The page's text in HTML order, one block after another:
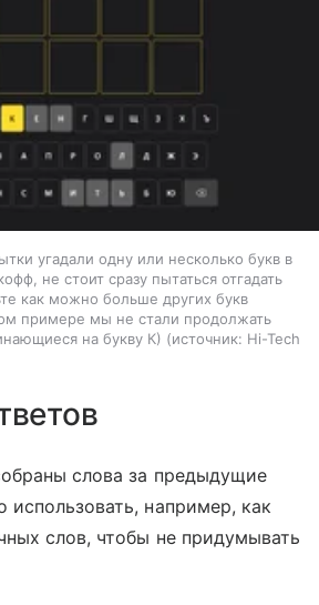
угадали одну или несколько букв в
не стоит сразу пытаться отгадать
как можно больше других букв
примере мы не стали продолжать
на букву К)
источник: Hi-Tech
слова за предыдущие
например, как
слов, чтобы не придумывать